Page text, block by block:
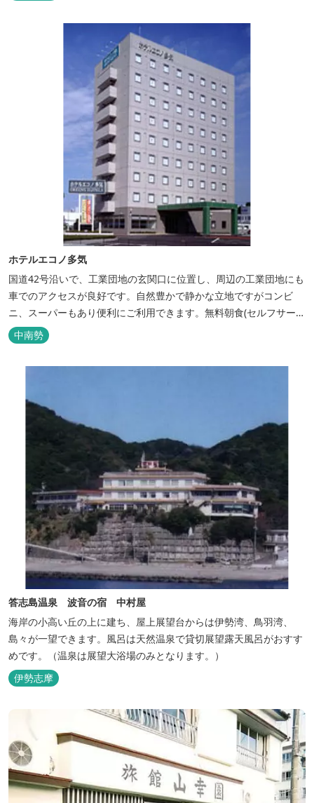
ホテルエコノ多気
国道42号沿いで、工業団地の玄関口に位置し、周辺の工業団地にも
車でのアクセスが良好です。自然豊かで静かな立地ですがコンビ
ニ、スーパーもあり便利にご利用できます。無料朝食(セルフサービ
ス)、大型無料駐車場も完備。
中南勢
答志島温泉 波音の宿 中村屋
海岸の小高い丘の上に建ち、屋上展望台からは伊勢湾、鳥羽湾、
島々が一望できます。風呂は天然温泉で貸切展望露天風呂がおすす
めです。（温泉は展望大浴場のみとなります。）
伊勢志摩